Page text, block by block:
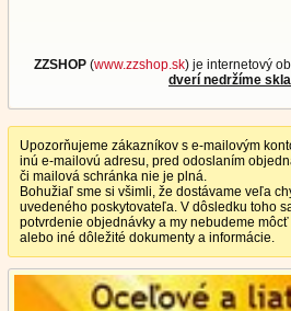
Upozorňujeme zákazníkov s e-mailovým
inú e-mailovú adresu, pred odoslaním
či mailová schránka nie je plná.
Bohužiaľ sme si všimli, že dostávame veľa
uvedeného poskytovateľa. V dôsledku toho
potvrdenie objednávky a my nebudeme
alebo iné dôležité dokumenty a informácie.
ZZSHOP (www.zzshop.sk) je internetový
dverí nedržíme